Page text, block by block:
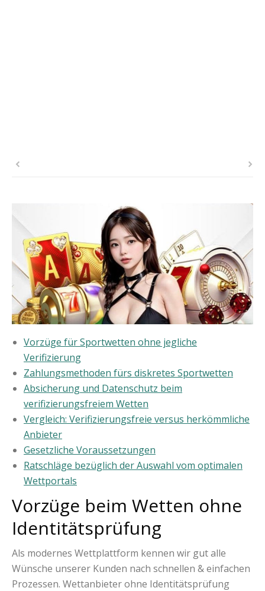
Vorzüge für Sportwetten ohne jegliche
Verifizierung
Zahlungsmethoden fürs diskretes Sportwetten
Absicherung und Datenschutz beim
verifizierungsfreiem Wetten
Vergleich: Verifizierungsfreie versus herkömmliche
Anbieter
Gesetzliche Voraussetzungen
Ratschläge bezüglich der Auswahl vom optimalen
Wettportals
Vorzüge beim Wetten ohne
Identitätsprüfung
Als modernes Wettplattform kennen wir gut alle
Wünsche unserer Kunden nach schnellen & einfachen
Prozessen. Wettanbieter ohne Identitätsprüfung